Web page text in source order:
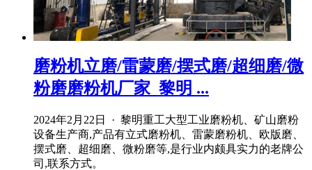
磨粉机立磨/雷蒙磨/摆式磨/超细磨/微
粉磨磨粉机厂家_黎明 ...
2024年2月22日 · 黎明重工大型工业磨粉机、矿山磨粉
设备生产商,产品有立式磨粉机、雷蒙磨粉机、欧版磨、
摆式磨、超细磨、微粉磨等,是行业内颇具实力的老牌公
司,联系方式。